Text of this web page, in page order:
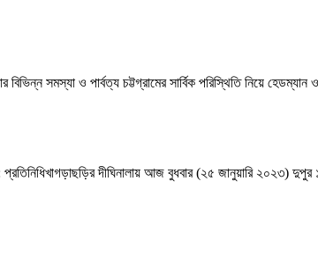
সমস্যা ও পার্বত্য চট্টগ্রামের সার্বিক পরিস্থিতি নিয়ে হেডম্যান ও
দীঘিনালায় আজ বুধবার (২৫ জানুয়ারি ২০২৩) দুপুর